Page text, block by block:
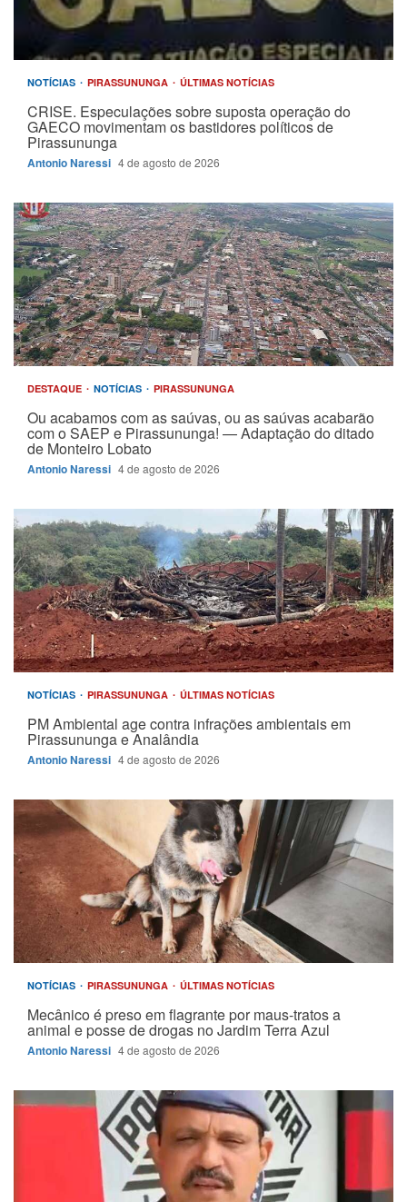
NOTÍCIAS PIRASSUNUNGA ÚLTIMAS NOTÍCIAS
CRISE. Especulações sobre suposta operação do
GAECO movimentam os bastidores políticos de
Pirassununga
Antonio Naressi 4 de agosto de 2026
DESTAQUE NOTÍCIAS PIRASSUNUNGA
Ou acabamos com as saúvas, ou as saúvas acabarão
com o SAEP e Pirassununga! — Adaptação do ditado
de Monteiro Lobato
Antonio Naressi 4 de agosto de 2026
NOTÍCIAS PIRASSUNUNGA ÚLTIMAS NOTÍCIAS
PM Ambiental age contra infrações ambientais em
Pirassununga e Analândia
Antonio Naressi 4 de agosto de 2026
NOTÍCIAS PIRASSUNUNGA ÚLTIMAS NOTÍCIAS
Mecânico é preso em flagrante por maus-tratos a
animal e posse de drogas no Jardim Terra Azul
Antonio Naressi 4 de agosto de 2026